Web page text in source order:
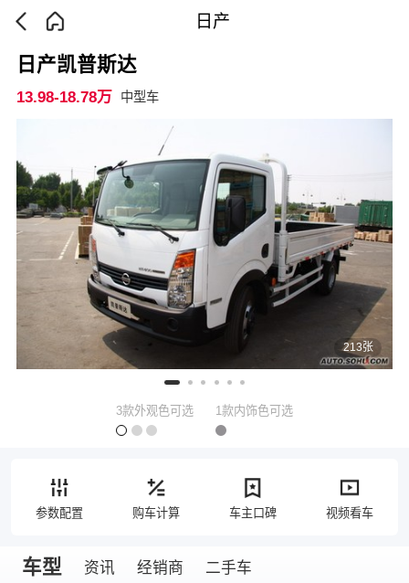
日产
213张
日产凯普斯达
13.98-18.78万 中型车
3款外观色可选 1款内饰色可选
参数配置 购车计算 车主口碑 视频看车
车型 资讯 经销商 二手车